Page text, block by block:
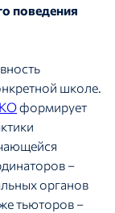
поведения
школе.
формирует
–
органов
тьюторов –